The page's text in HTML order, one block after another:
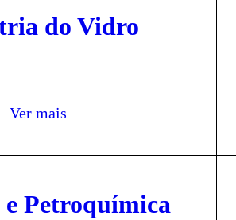
do Vidro
Ver mais
Petroquímica